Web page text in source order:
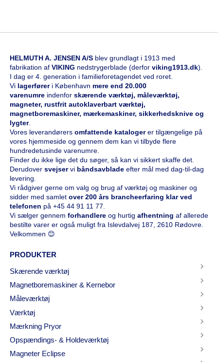
HELMUTH A. JENSEN A/S blev grundlagt i 1913 med
fabrikation af VIKING nedstrygerblade (derfor viking1913.dk).
I dag er 4. generation i familieforetagendet ved roret.
Vi lagerfører i København mere end 20.000
varenumre indenfor skærende værktøj, måleværktøj,
magneter, rustfrit autoklaverbart værktøj,
magnetboremaskiner, mærkemaskiner, sikkerhedsknive og
lygter.
Vores leverandørers omfattende katalogerer tilgængelige på
vores hjemmeside og gennem dem kan vi tilbyde flere
hundredetusinde varenumre.
Finder du ikke lige det du søger, så kan vi sikkert skaffe det.
Derudover svejservi båndsavblade efter mål med dag-til-dag
levering.
Vi rådgiver gerne om valg og brug af værktøj og maskiner og
sidder med samlet over 200 års brancheerfaring klar ved
telefonen på +45 44 91 11 77
Vi sælger gennem forhandlere og hurtig afhentning af allerede
bestilte varer er også muligt fra Islevdalvej 187, 2610 Rødovre.
Velkommen 😊
PRODUKTER
Skærende værktøj
Magnetboremaskiner & Kernebor
Måleværktøj
Værktøj
Mærkning Pryor
Opspændings- & Holdeværktøj
Magneter Eclipse